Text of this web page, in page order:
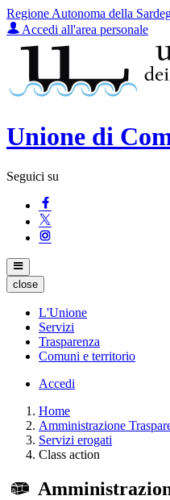
Regione Autonoma della
Accedi all'area personale
Unione di
Seguici su
close
L'Unione
Servizi
Trasparenza
Comuni e territorio
Accedi
Home
Amministrazione
Servizi erogati
Class action